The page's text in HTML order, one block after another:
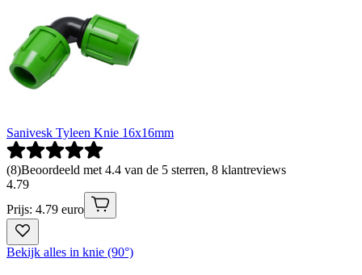
Sanivesk Tyleen Knie 16x16mm
(8)Beoordeeld met 4.4 van de 5 sterren, 8 klantreviews
4.79
Prijs: 4.79 euro
Bekijk alles in knie (90°)